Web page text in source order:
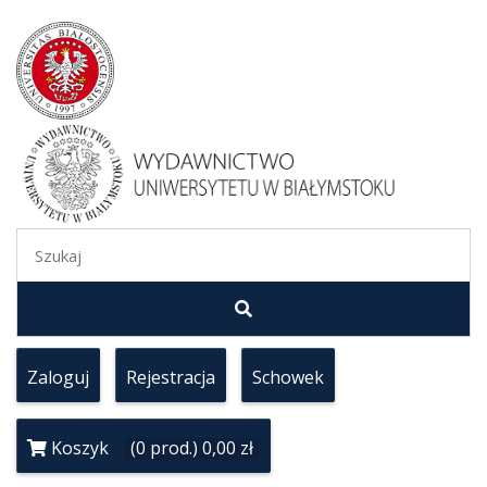
Zaloguj Rejestracja Schowek
Koszyk (0 prod.) 0,00 zł